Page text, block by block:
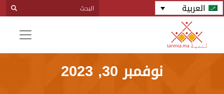
العربية
نوفمبر 30, 2023